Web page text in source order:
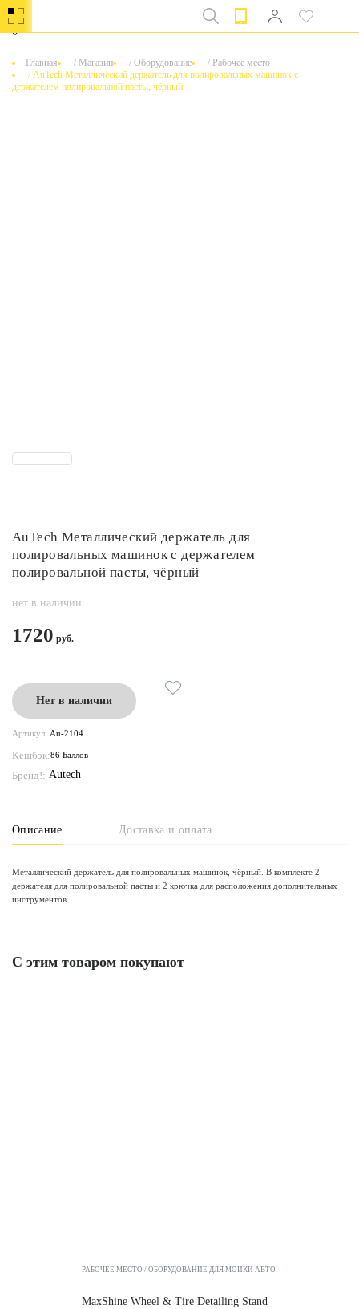
0
Главная / Магазин / Оборудование / Рабочее место
/AuTech Металлический держатель для полировальных машинок с
держателем полировальной пасты, чёрный
AuTech Металлический держатель для
полировальных машинок с держателем
полировальной пасты, чёрный
нет в наличии
1720
Нет в наличии
Артикул: Au-2104
Кешбэк:86 Баллов
Бренд!: Autech
Описание Доставка и оплата
Металлический держатель для полировальных машинок, чёрный. В комплекте 2
держателя для полировальной пасты и 2 крючка для расположения дополнительных
инструментов.
С этим товаром покупают
РАБОЧЕЕ МЕСТО ОБОРУДОВАНИЕ ДЛЯ МОЙКИ АВТО
MaxShine Wheel & Tire Detailing Stand